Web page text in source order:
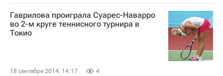
WTA Сидней
Пэн Шуай
Доминика Цибулкова
Петра Квитова
Гаврилова проиграла Суарес-Наварро
во 2-м круге теннисного турнира в
Токио
18 сентября 2014, 14:17 4